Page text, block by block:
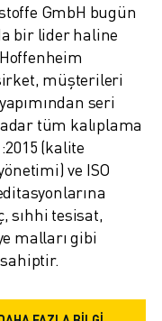
GmbH bugün
bir lider haline
müşterileri
seri
tüm kalıplama
(kalite
ve ISO
sıhhi tesisat,
malları gibi